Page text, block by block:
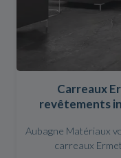
Carreaux
revêtements
Aubagne Matériaux
carreaux